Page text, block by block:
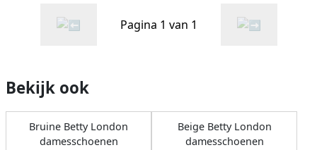
Pagina 1 van 1
Bekijk ook
Bruine Betty London
damesschoenen
Beige Betty London
damesschoenen